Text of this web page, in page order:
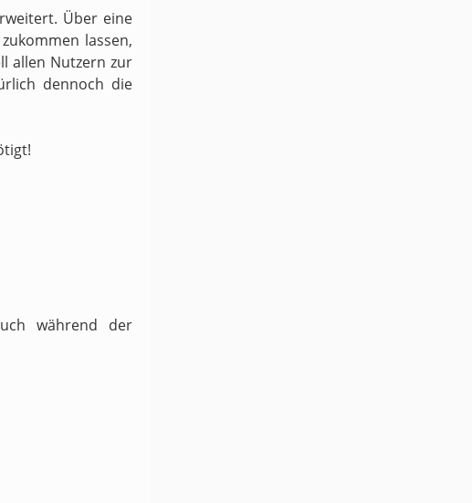
Über eine
lassen,
allen Nutzern zur
dennoch die
während der